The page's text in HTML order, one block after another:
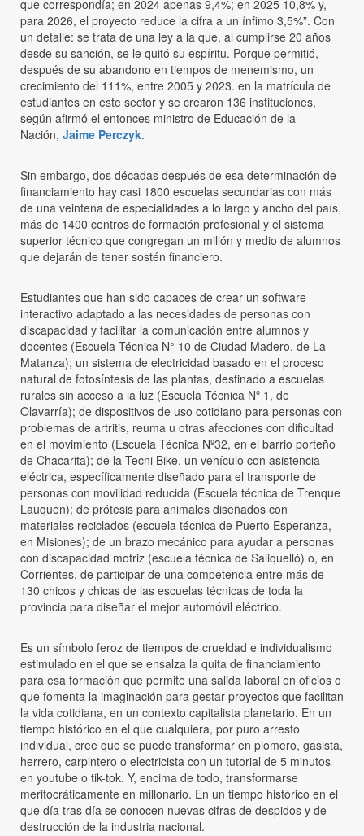
que correspondía; en 2024 apenas 9,4%; en 2025 10,8% y,
para 2026, el proyecto reduce la cifra a un ínfimo 3,5%”. Con
un detalle: se trata de una ley a la que, al cumplirse 20 años
desde su sanción, se le quitó su espíritu. Porque permitió,
después de su abandono en tiempos de menemismo, un
crecimiento del 111%, entre 2005 y 2023. en la matrícula de
estudiantes en este sector y se crearon 136 instituciones,
según afirmó el entonces ministro de Educación de la
Nación, Jaime Perczyk.
Sin embargo, dos décadas después de esa determinación de
financiamiento hay casi 1800 escuelas secundarias con más
de una veintena de especialidades a lo largo y ancho del país,
más de 1400 centros de formación profesional y el sistema
superior técnico que congregan un millón y medio de alumnos
que dejarán de tener sostén financiero.
Estudiantes que han sido capaces de crear un software
interactivo adaptado a las necesidades de personas con
discapacidad y facilitar la comunicación entre alumnos y
docentes (Escuela Técnica N° 10 de Ciudad Madero, de La
Matanza); un sistema de electricidad basado en el proceso
natural de fotosíntesis de las plantas, destinado a escuelas
rurales sin acceso a la luz (Escuela Técnica Nº 1, de
Olavarría); de dispositivos de uso cotidiano para personas con
problemas de artritis, reuma u otras afecciones con dificultad
en el movimiento (Escuela Técnica Nº32, en el barrio porteño
de Chacarita); de la Tecni Bike, un vehículo con asistencia
eléctrica, específicamente diseñado para el transporte de
personas con movilidad reducida (Escuela técnica de Trenque
Lauquen); de prótesis para animales diseñados con
materiales reciclados (escuela técnica de Puerto Esperanza,
en Misiones); de un brazo mecánico para ayudar a personas
con discapacidad motriz (escuela técnica de Saliquelló) o, en
Corrientes, de participar de una competencia entre más de
130 chicos y chicas de las escuelas técnicas de toda la
provincia para diseñar el mejor automóvil eléctrico.
Es un símbolo feroz de tiempos de crueldad e individualismo
estimulado en el que se ensalza la quita de financiamiento
para esa formación que permite una salida laboral en oficios o
que fomenta la imaginación para gestar proyectos que facilitan
la vida cotidiana, en un contexto capitalista planetario. En un
tiempo histórico en el que cualquiera, por puro arresto
individual, cree que se puede transformar en plomero, gasista,
herrero, carpintero o electricista con un tutorial de 5 minutos
en youtube o tik-tok. Y, encima de todo, transformarse
meritocráticamente en millonario. En un tiempo histórico en el
que día tras día se conocen nuevas cifras de despidos y de
destrucción de la industria nacional.